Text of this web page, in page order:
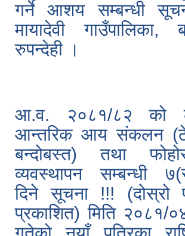
गर्ने आशय सम्बन्धी
मायादेवी गाउँपालिका,
रुपन्देही ।
आ.व. २०८१/८२ को
आन्तरिक आय संकलन
बन्दोबस्त) तथा
व्यवस्थापन सम्बन्धी
दिने सूचना !!! (दोस्रो
प्रकाशित) मिति २०८१/